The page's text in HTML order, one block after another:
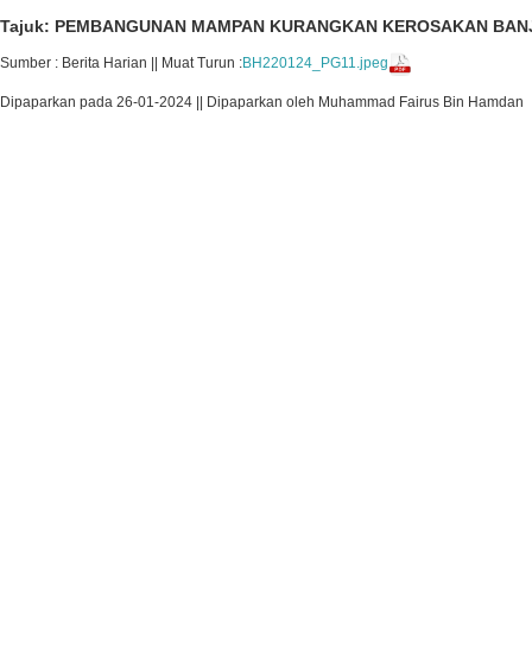
Tajuk: PEMBANGUNAN MAMPAN KURANGKAN KEROSAKAN
Sumber : Berita Harian || Muat Turun :BH220124_PG11.jpeg
Dipaparkan pada 26-01-2024 || Dipaparkan oleh Muhammad Fairus Bin Hamdan